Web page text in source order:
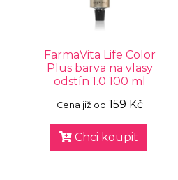
FarmaVita Life Color
Plus barva na vlasy
odstín 1.0 100 ml
Cena již od 159 Kč
Chci koupit